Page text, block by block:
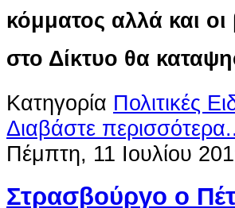
κόμματος αλλά και
στο Δίκτυο θα
Κατηγορία Πολιτικές
Διαβάστε
Πέμπτη, 11 Ιουλίου
Στρασβούργο ο